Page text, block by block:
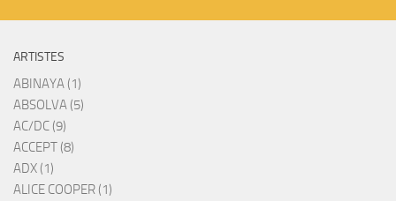
ARTISTES
ABINAYA (1)
ABSOLVA (5)
AC/DC (9)
ACCEPT (8)
ADX (1)
ALICE COOPER (1)